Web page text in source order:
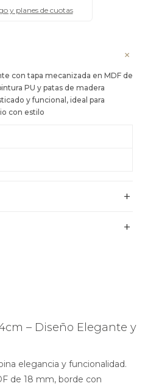
y planes de cuotas
con tapa mecanizada en MDF de
PU y patas de madera
y funcional, ideal para
con estilo
– Diseño Elegante y
elegancia y funcionalidad.
de 18 mm, borde con